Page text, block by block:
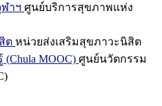
าฯ ศูนย์บริการสุขภาพแห่ง
ต หน่วยส่งเสริมสุขภาวะนิสิต
MOOC) ศูนย์นวัตกรรม